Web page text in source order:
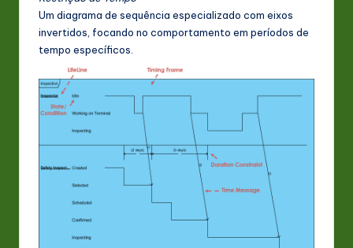
Um diagrama de sequência especializado com eixos
invertidos, focando no comportamento em períodos de
tempo específicos.